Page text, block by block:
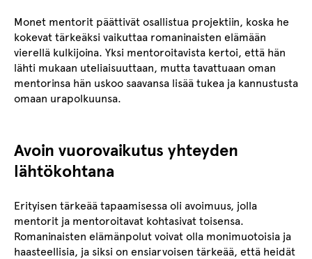
Monet mentorit päättivät osallistua projektiin, koska he
kokevat tärkeäksi vaikuttaa romaninaisten elämään
vierellä kulkijoina. Yksi mentoroitavista kertoi, että hän
lähti mukaan uteliaisuuttaan, mutta tavattuaan oman
mentorinsa hän uskoo saavansa lisää tukea ja kannustusta
omaan urapolkuunsa.
Avoin vuorovaikutus yhteyden
lähtökohtana
Erityisen tärkeää tapaamisessa oli avoimuus, jolla
mentorit ja mentoroitavat kohtasivat toisensa.
Romaninaisten elämänpolut voivat olla monimuotoisia ja
haasteellisia, ja siksi on ensiarvoisen tärkeää, että heidät